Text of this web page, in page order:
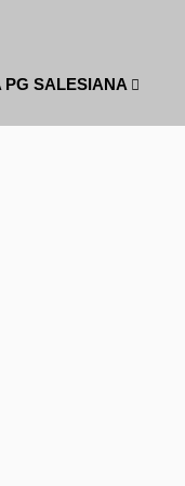
PG SALESIANA